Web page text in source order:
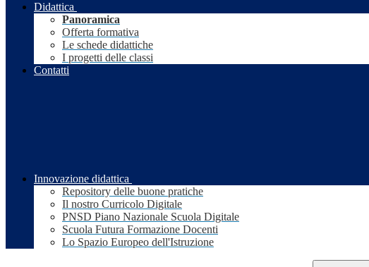
Didattica
Panoramica
Offerta formativa
Le schede didattiche
I progetti delle classi
Contatti
Innovazione didattica
Repository delle buone pratiche
Il nostro Curricolo Digitale
PNSD Piano Nazionale Scuola Digitale
Scuola Futura Formazione Docenti
Lo Spazio Europeo dell'Istruzione